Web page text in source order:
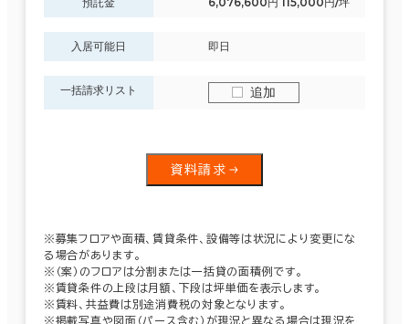
入居可能日 即日
一括請求リスト 追加
資料請求
※募集フロアや面積、賃貸条件、設備等は状況により変更にな
る場合があります。
※（案）のフロアは分割または一括貸の面積例です。
※賃貸条件の上段は月額、下段は坪単価を表示します。
※賃料、共益費は別途消費税の対象となります。
※掲載写真や図面（パース含む）が現況と異なる場合は現況を